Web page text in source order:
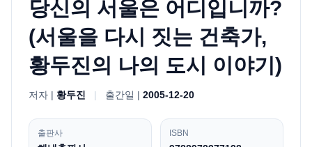
당신의 서울은 어디입니까?
(서울을 다시 짓는 건축가,
황두진의 나의 도시 이야기)
저자 | 황두진 | 출간일 | 2005-12-20
출판사 ISBN